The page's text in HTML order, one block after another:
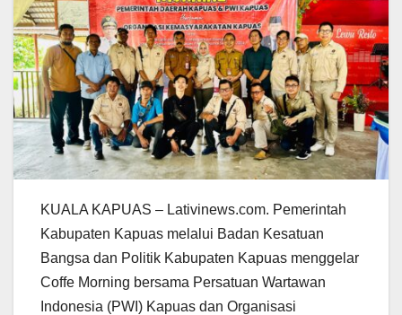
KUALA KAPUAS – Lativinews.com. Pemerintah
Kabupaten Kapuas melalui Badan Kesatuan
Bangsa dan Politik Kabupaten Kapuas menggelar
Coffe Morning bersama Persatuan Wartawan
Indonesia (PWI) Kapuas dan Organisasi